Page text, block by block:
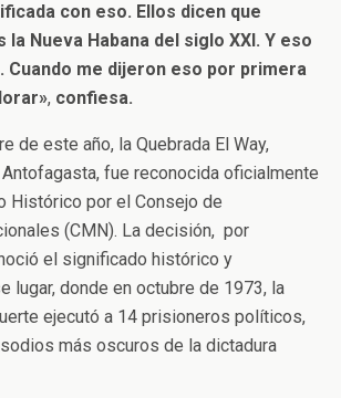
con eso. Ellos dicen que
Nueva Habana del siglo XXI. Y eso
Cuando me dijeron eso por primera
, confiesa.
de este año, la Quebrada El Way,
fue reconocida oficialmente
Histórico por el Consejo de
(CMN). La decisión, por
el significado histórico y
lugar, donde en octubre de 1973, la
ejecutó a 14 prisioneros políticos,
más oscuros de la dictadura